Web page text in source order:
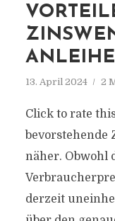
13. April 2024 2
Click to rate
näher. Obwohl
derzeit